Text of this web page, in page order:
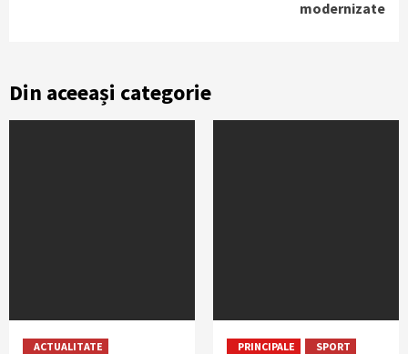
modernizate
Din aceeași categorie
ACTUALITATE
PRINCIPALE SPORT